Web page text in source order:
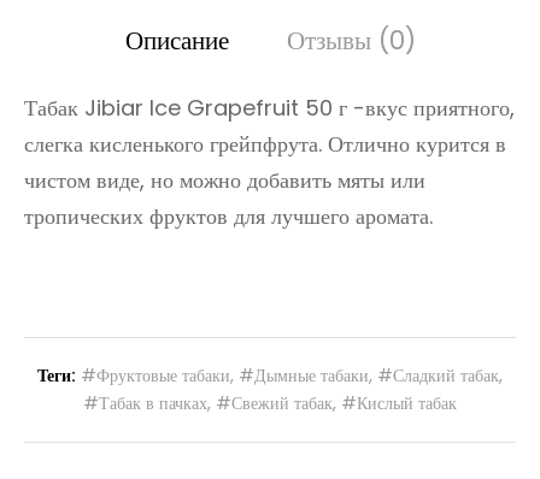
Описание Отзывы (0)
Табак Jibiar Ice Grapefruit 50 г -вкус приятного,
слегка кисленького грейпфрута. Отлично курится в
чистом виде, но можно добавить мяты или
тропических фруктов для лучшего аромата.
Теги: #Фруктовые табаки, #Дымные табаки, #Сладкий табак,
#Табак в пачках, #Свежий табак, #Кислый табак